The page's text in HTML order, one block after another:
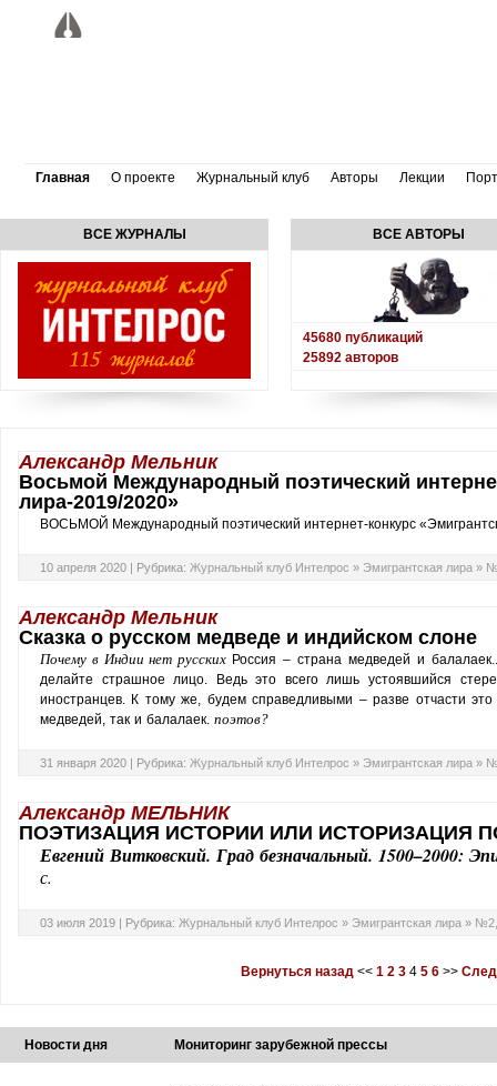
Главная О проекте Журнальный клуб Авторы Лекции
ВСЕ ЖУРНАЛЫ ВСЕ АВТОРЫ
45680 публикаций
25892 авторов
Александр Мельник
Восьмой Международный поэтический
лира-2019/2020»
ВОСЬМОЙ Международный поэтический интернет-конкурс
10 апреля 2020 | Рубрика: Журнальный клуб Интелрос » Эмигрантская лира »
Александр Мельник
Сказка о русском медведе и индийском слоне
Почему в Индии нет русских Россия – страна медведей и
делайте страшное лицо. Ведь это всего лишь устоявшийся
иностранцев. К тому же, будем справедливыми – разве отчасти
медведей, так и балалаек. поэтов?
31 января 2020 | Рубрика: Журнальный клуб Интелрос » Эмигрантская лира »
Александр МЕЛЬНИК
ПОЭТИЗАЦИЯ ИСТОРИИ ИЛИ ИСТОРИЗАЦИЯ
Евгений Витковский. Град безначальный. 1500–2000:
с.
03 июля 2019 | Рубрика: Журнальный клуб Интелрос » Эмигрантская лира » №2,
Вернуться назад << 1 2 3 4 5 6 >>
Новости дня Мониторинг зарубежной прессы